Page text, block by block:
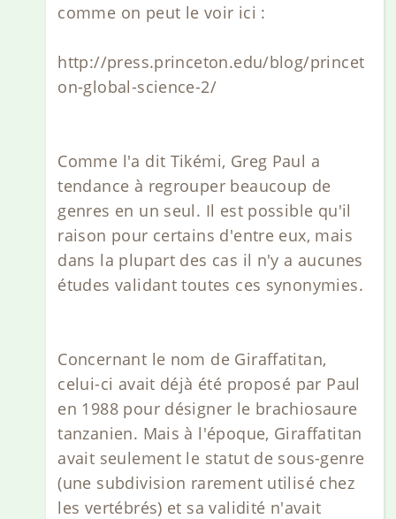
comme on peut le voir ici :
http://press.princeton.edu/blog/princet
on-global-science-2/
Comme l'a dit Tikémi, Greg Paul a
tendance à regrouper beaucoup de
genres en un seul. Il est possible qu'il
raison pour certains d'entre eux, mais
dans la plupart des cas il n'y a aucunes
études validant toutes ces synonymies.
Concernant le nom de Giraffatitan,
celui-ci avait déjà été proposé par Paul
en 1988 pour désigner le brachiosaure
tanzanien. Mais à l'époque, Giraffatitan
avait seulement le statut de sous-genre
(une subdivision rarement utilisé chez
les vertébrés) et sa validité n'avait